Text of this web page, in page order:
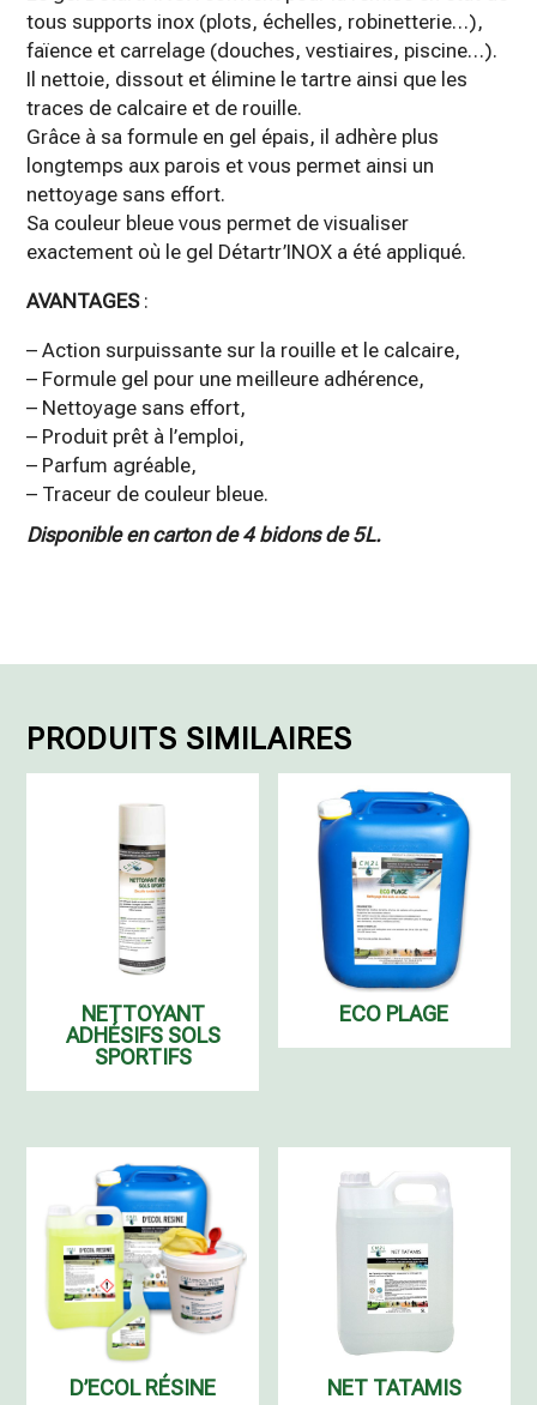
tous supports inox (plots, échelles, robinetterie…),
faïence et carrelage (douches, vestiaires, piscine…).
Il nettoie, dissout et élimine le tartre ainsi que les
traces de calcaire et de rouille.
Grâce à sa formule en gel épais, il adhère plus
longtemps aux parois et vous permet ainsi un
nettoyage sans effort.
Sa couleur bleue vous permet de visualiser
exactement où le gel Détartr’INOX a été appliqué.
AVANTAGES:
– Action surpuissante sur la rouille et le calcaire,
– Formule gel pour une meilleure adhérence,
– Nettoyage sans effort,
– Produit prêt à l’emploi,
– Parfum agréable,
– Traceur de couleur bleue.
Disponible en carton de 4 bidons de 5L.
PRODUITS SIMILAIRES
NETTOYANT
ADHÉSIFS SOLS
SPORTIFS
ECO PLAGE
D’ECOL RÉSINE NET TATAMIS